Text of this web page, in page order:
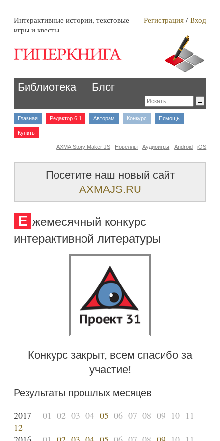
Интерактивные истории, текстовые
игры и квесты
Регистрация /Вход
Библиотека Блог
Главная Редактор 6.1 Авторам Конкурс Помощь
Купить
iOS
Android
Аудиоигры
Новеллы
AXMA Story Maker JS
Посетите наш новый сайт
AXMAJS.RU
Е жемесячный конкурс
интерактивной литературы
Конкурс закрыт, всем спасибо за
участие!
Результаты прошлых месяцев
2017 01 02 03 04 05 06 07 08 09 10 11
12